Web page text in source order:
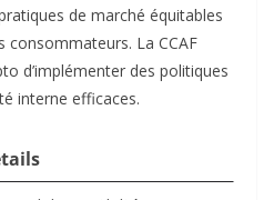
de marché équitables
La CCAF
d’implémenter des politiques
interne efficaces.​